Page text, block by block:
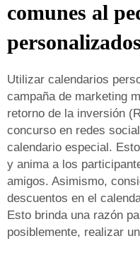
comunes al
Utilizar calendarios
campaña de marketing
retorno de la inversión
concurso en redes
calendario especial.
y anima a los
amigos. Asimismo,
descuentos en el
Esto brinda una razón
posiblemente, realizar